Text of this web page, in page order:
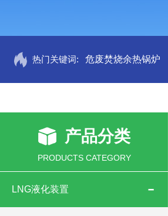
热门关键词: 危废焚烧余热锅炉
产品分类
PRODUCTS CATEGORY
LNG液化装置